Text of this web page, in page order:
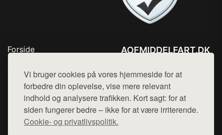
Vi bruger cookies på vores hjemmeside for at
forbedre din oplevelse, vise mere relevant
indhold og analysere trafikken. Kort sagt: for at
siden fungerer bedre – ikke for at være irriterende.
Cookie- og privatlivspolitik.
Forside
Top Rabatter
Blog
Kontakt
AOFMIDDELFART.DK
Mail: hej@want.dk
Cookie- og privatlivspolitik